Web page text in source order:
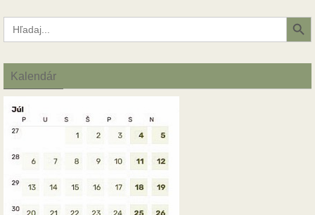
Search
for:
Search Button
Kalendár